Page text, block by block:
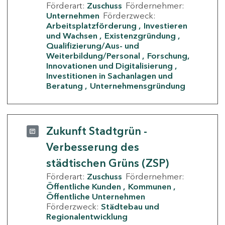
Förderart: Zuschuss Fördernehmer:
Unternehmen Förderzweck:
Arbeitsplatzförderung
Investieren
und Wachsen
Existenzgründung
Qualifizierung/Aus- und
Weiterbildung/Personal
Forschung,
Innovationen und Digitalisierung
Investitionen in Sachanlagen und
Beratung
Unternehmensgründung
Zukunft Stadtgrün -
Verbesserung des
städtischen Grüns (ZSP)
Förderart: Zuschuss Fördernehmer:
Öffentliche Kunden
Kommunen
Öffentliche Unternehmen
Förderzweck: Städtebau und
Regionalentwicklung